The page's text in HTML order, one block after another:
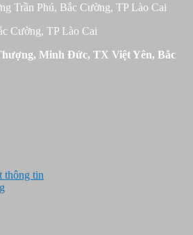
Trần Phú, Bắc Cường, TP Lào Cai
Cường, TP Lào Cai
Minh Đức, TX Việt Yên, Bắc
thông tin